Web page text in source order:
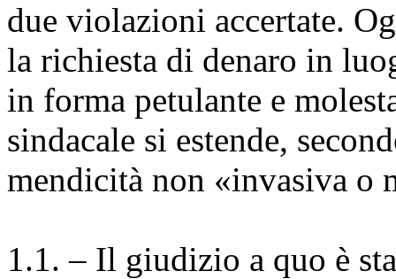
due violazioni accertate.
la richiesta di denaro in
in forma petulante e
sindacale si estende,
mendicità non «invasiva o
1.1. – Il giudizio a quo è